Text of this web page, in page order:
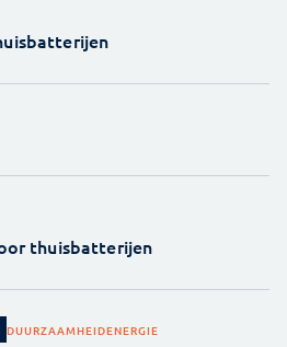
thuisbatterijen
DUURZAAMHEIDENERGIE